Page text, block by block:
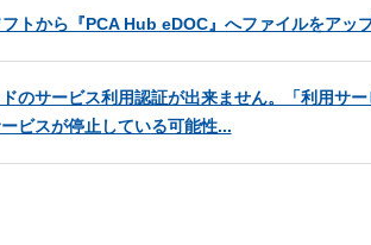
トから『PCA Hub eDOC』へファイルをアッ
のサービス利用認証が出来ません。「利用サ
ビスが停止している可能性...